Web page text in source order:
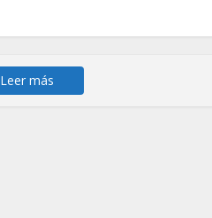
Leer más